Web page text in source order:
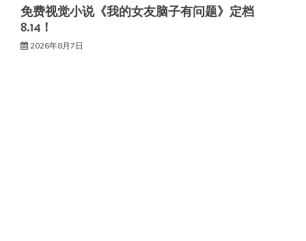
免费视觉小说《我的女友脑子有问题》定档
8.14！
2026年8月7日